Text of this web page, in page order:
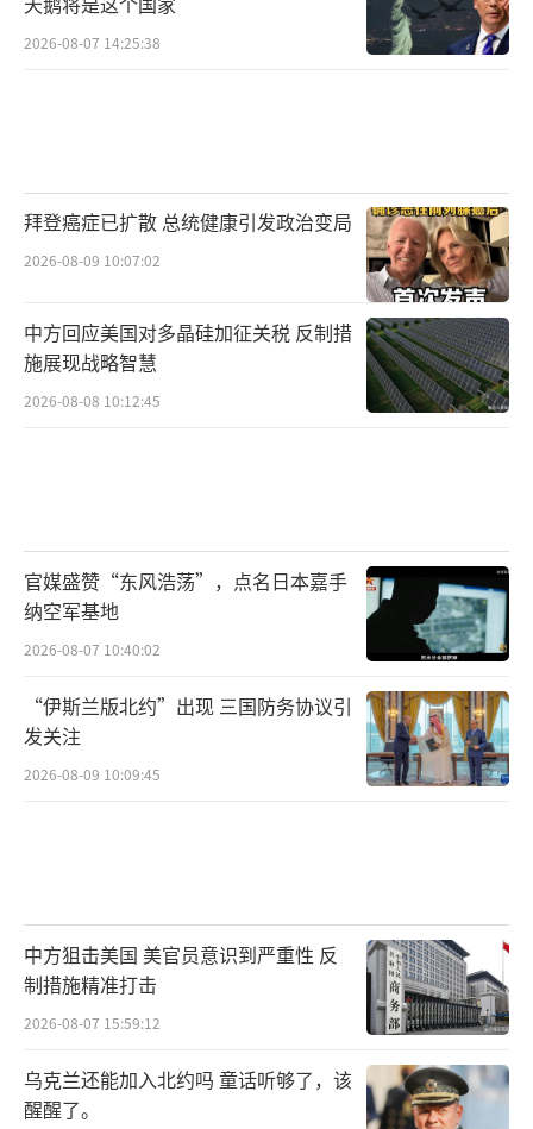
的R-77导弹，根本无法在远距离对抗霹雳-15
导弹的实际表现。但无论如何，相比几年前只
能在70-80公里开火的时代，巴基斯坦空军
的“第一发优势”已是质变。
印度媒体在报道这一事件时，表面上淡定
回应，但字里行间却充满了焦虑，不断呼吁尽
快引进R-37远程导弹或者加快“阿斯特拉”Mk-
巴基斯坦这次高调亮出霹雳-15，就是在清
晰无误地告诉印度空军——如果局势升级，谁能
先开火、谁能打得更远，南亚天空的主导权恐
怕要重新洗牌了。（责任编辑：张佳鑫）
2026-08-07 14:25:38
拜登癌症已扩散 总统健康引发政治变局
2026-08-09 10:07:02
中方回应美国对多晶硅加征关税 反制措
施展现战略智慧
2026-08-08 10:12:45
官媒盛赞“东风浩荡”，点名日本嘉手
纳空军基地
2026-08-07 10:40:02
“伊斯兰版北约”出现 三国防务协议引
发关注
2026-08-09 10:09:45
中方狙击美国 美官员意识到严重性 反
制措施精准打击
2026-08-07 15:59:12
乌克兰还能加入北约吗 童话听够了，该
醒醒了。